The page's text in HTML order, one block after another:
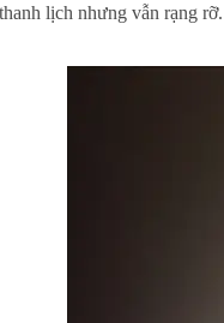
lịch nhưng vẫn rạng rỡ.